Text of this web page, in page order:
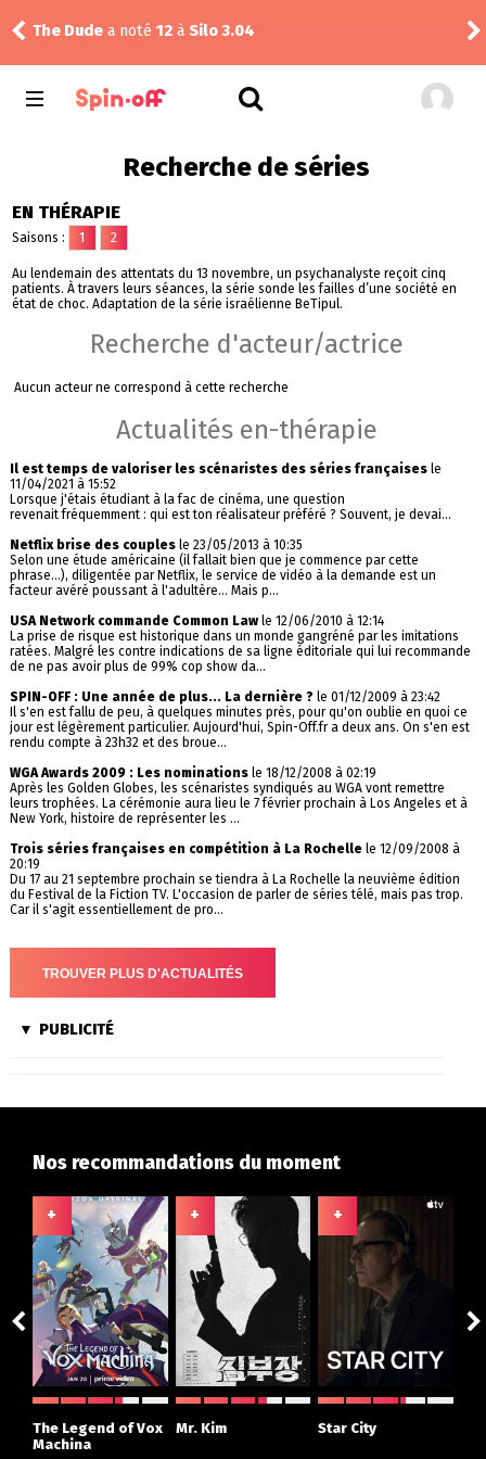
The Dude a noté 12 à Silo 3.04
Recherche de séries
EN THÉRAPIE
Saisons : 1 2
Au lendemain des attentats du 13 novembre, un psychanalyste reçoit cinq
patients. À travers leurs séances, la série sonde les failles d’une société en
état de choc. Adaptation de la série israélienne BeTipul.
Recherche d'acteur/actrice
Aucun acteur ne correspond à cette recherche
Actualités en-thérapie
Il est temps de valoriser les scénaristes des séries françaisesle
11/04/2021 à 15:52
Lorsque j'étais étudiant à la fac de cinéma, une question
revenait fréquemment : qui est ton réalisateur préféré ? Souvent, je devai...
Netflix brise des couplesle 23/05/2013 à 10:35
Selon une étude américaine (il fallait bien que je commence par cette
phrase...), diligentée par Netflix, le service de vidéo à la demande est un
facteur avéré poussant à l'adultère... Mais p...
USA Network commande Common Lawle 12/06/2010 à 12:14
La prise de risque est historique dans un monde gangréné par les imitations
ratées. Malgré les contre indications de sa ligne éditoriale qui lui recommande
de ne pas avoir plus de 99% cop show da...
SPIN-OFF : Une année de plus... La dernière ? le 01/12/2009 à 23:42
Il s'en est fallu de peu, à quelques minutes près, pour qu'on oublie en quoi ce
jour est légèrement particulier. Aujourd'hui, Spin-Off.fr a deux ans. On s'en est
rendu compte à 23h32 et des broue...
WGA Awards 2009 : Les nominationsle 18/12/2008 à 02:19
Après les Golden Globes, les scénaristes syndiqués au WGA vont remettre
leurs trophées. La cérémonie aura lieu le 7 février prochain à Los Angeles et à
New York, histoire de représenter les ...
Trois séries françaises en compétition à La Rochellele 12/09/2008 à
20:19
Du 17 au 21 septembre prochain se tiendra à La Rochelle la neuvième édition
du Festival de la Fiction TV. L'occasion de parler de séries télé, mais pas trop.
Car il s'agit essentiellement de pro...
PUBLICITÉ
Nos recommandations du moment
+
The Legend of Vox
Machina
+
Mr. Kim
+
Star City